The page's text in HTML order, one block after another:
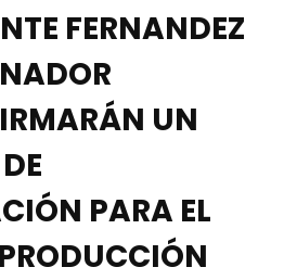
FERNANDEZ
UN
PARA EL